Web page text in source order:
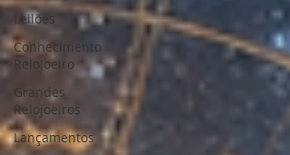
Leilões
Conhecimento
Relojoeiro
Grandes
Relojoeiros
Lançamentos